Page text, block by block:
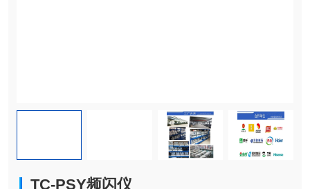
TC-PSY频闪仪